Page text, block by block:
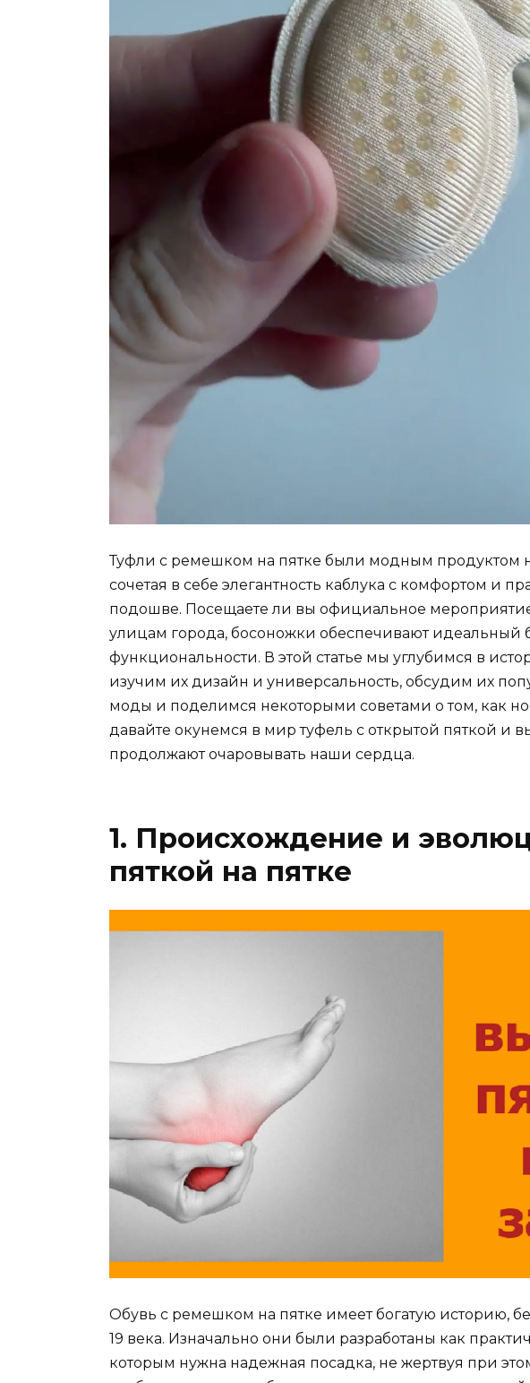
Туфли с ремешком на пятке были модным продуктом
сочетая в себе элегантность каблука с комфортом и
подошве. Посещаете ли вы официальное
улицам города, босоножки обеспечивают идеальный
функциональности. В этой статье мы углубимся в
изучим их дизайн и универсальность, обсудим их
моды и поделимся некоторыми советами о том, как
давайте окунемся в мир туфель с открытой пяткой и
продолжают очаровывать наши сердца.
1. Происхождение и
пяткой на пятке
Обувь с ремешком на пятке имеет богатую историю,
19 века. Изначально они были разработаны как
которым нужна надежная посадка, не жертвуя при